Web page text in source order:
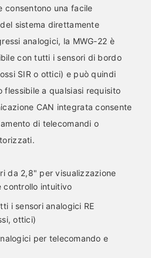
consentono una facile
sistema direttamente
analogici, la MWG-22 è
con tutti i sensori di bordo
SIR o ottici) e può quindi
flessibile a qualsiasi requisito
CAN integrata consente
di telecomandi o
da 2,8" per visualizzazione
controllo intuitivo
i sensori analogici RE
ottici)
per telecomando e